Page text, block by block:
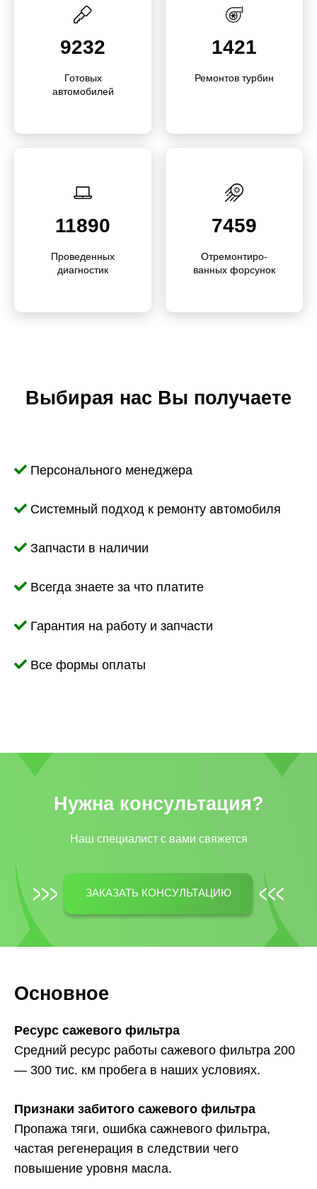
9232
Готовых
автомобилей
1421
Ремонтов турбин
11890
Проведенных
диагностик
7459
Отремон­тиро­
ванных форсунок
Выбирая нас Вы получаете
Персонального менеджера
Системный подход к ремонту автомобиля
Запчасти в наличии
Всегда знаете за что платите
Гарантия на работу и запчасти
Все формы оплаты
Нужна консультация?
Наш специалист c вами свяжется
ЗАКАЗАТЬ КОНСУЛЬТАЦИЮ
Основное
Ресурс сажевого фильтра
Средний ресурс работы сажевого фильтра 200
— 300 тис. км пробега в наших условиях.
Признаки забитого сажевого фильтра
Пропажа тяги, ошибка сажневого фильтра,
частая регенерация в следствии чего
повышение уровня масла.